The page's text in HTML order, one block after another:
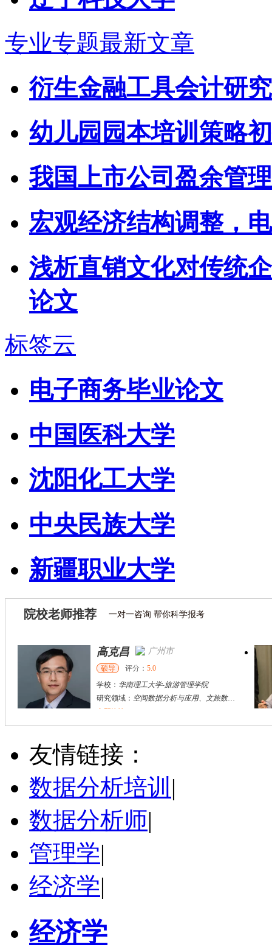
专业专题最新文章
衍生金融工具会计研
幼儿园园本培训策略
我国上市公司盈余管
宏观经济结构调整，
浅析直销文化对传统
论文
标签云
电子商务毕业论文
中国医科大学
沈阳化工大学
中央民族大学
新疆职业大学
院校老师推荐 一对一咨询 帮你科学报考
高克昌 广州市
硕导 评分： 5.0
学校： 华南理工大学-旅游管理学院
研究领域： 空间数据分析与应用、文旅数字化
立即咨询
刘** 长沙市
其他
学校：湖南第一师范学院
立即咨询
友情链接：
数据分析培训 |
数据分析师|
管理学|
经济学|
经济学